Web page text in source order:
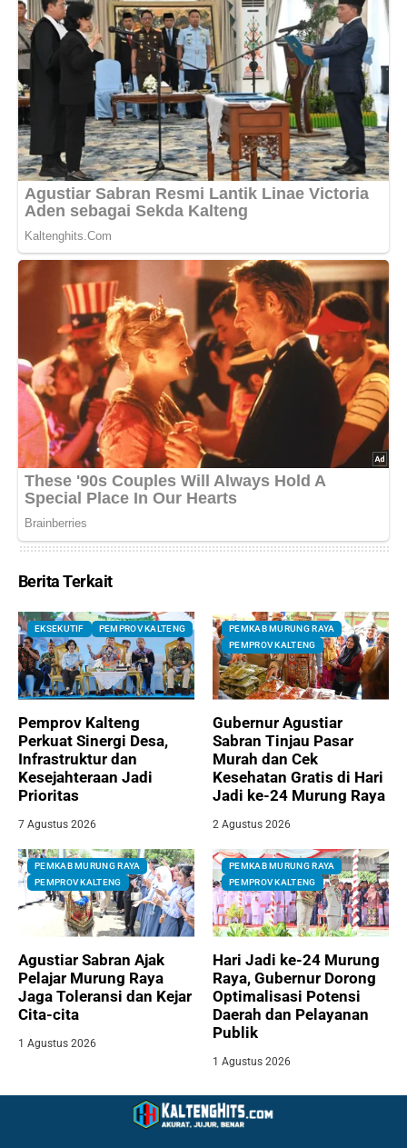
Berita Terkait
EKSEKUTIF PEMPROV KALTENG
Pemprov Kalteng
Perkuat Sinergi Desa,
Infrastruktur dan
Kesejahteraan Jadi
Prioritas
7 Agustus 2026
PEMKAB MURUNG RAYA
PEMPROV KALTENG
Gubernur Agustiar
Sabran Tinjau Pasar
Murah dan Cek
Kesehatan Gratis di Hari
Jadi ke-24 Murung Raya
2 Agustus 2026
PEMKAB MURUNG RAYA
PEMPROV KALTENG
Agustiar Sabran Ajak
Pelajar Murung Raya
Jaga Toleransi dan Kejar
Cita-cita
1 Agustus 2026
PEMKAB MURUNG RAYA
PEMPROV KALTENG
Hari Jadi ke-24 Murung
Raya, Gubernur Dorong
Optimalisasi Potensi
Daerah dan Pelayanan
Publik
1 Agustus 2026